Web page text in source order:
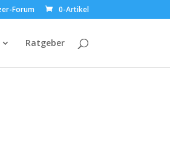
Forum 0-Artikel
Ratgeber